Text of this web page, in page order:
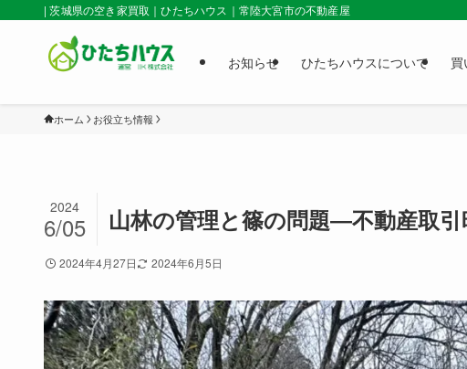
| 茨城県の空き家買取｜ひたちハウス｜常陸大宮市の不動産屋
お知らせ ひたちハウスについて
ホーム お役立ち情報
山林の管理と篠の問題―不動産取
2024
6/05
2024年4月27日 2024年6月5日